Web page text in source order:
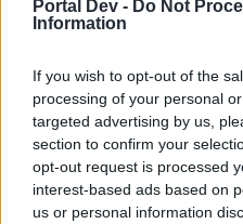
Portal Dev - Do Not
Information
If you wish to opt-out of the
processing of your personal
targeted advertising by us,
section to confirm your
opt-out request is processed
interest-based ads based on
us or personal information